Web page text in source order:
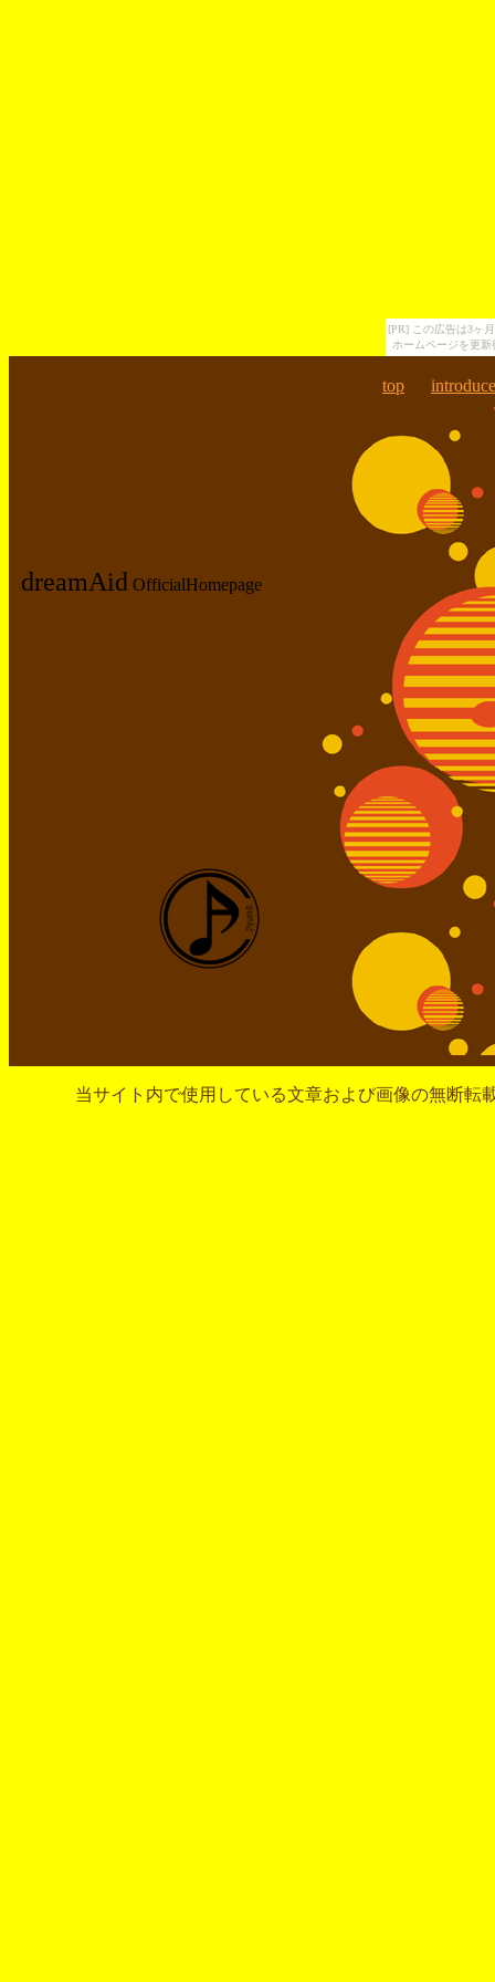
[PR] この広告は3ヶ
ホームページを更
top introduce
dreamAid OfficialHomepage
当サイト内で使用している文章および画像の無断転